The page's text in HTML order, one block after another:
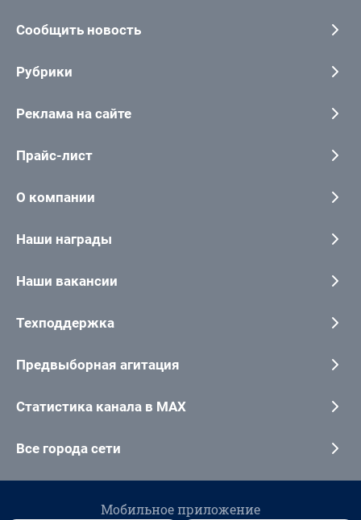
Сообщить новость
Рубрики
Реклама на сайте
Прайс-лист
О компании
Наши награды
Наши вакансии
Техподдержка
Предвыборная агитация
Статистика канала в MAX
Все города сети
Мобильное приложение